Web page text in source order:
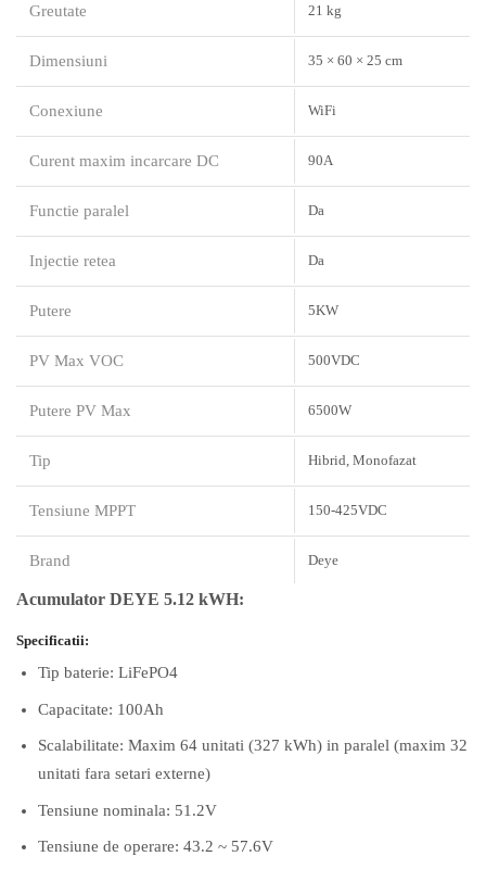
Greutate 21 kg
Dimensiuni 35 × 60 × 25 cm
Conexiune WiFi
Curent maxim incarcare DC 90A
Functie paralel Da
Injectie retea Da
Putere 5KW
PV Max VOC 500VDC
Putere PV Max 6500W
Tip Hibrid, Monofazat
Tensiune MPPT 150-425VDC
Brand Deye
Acumulator DEYE 5.12 kWH:
Specificatii:
Tip baterie: LiFePO4
Capacitate: 100Ah
Scalabilitate: Maxim 64 unitati (327 kWh) in paralel (maxim 32
unitati fara setari externe)
Tensiune nominala: 51.2V
Tensiune de operare: 43.2 ~ 57.6V